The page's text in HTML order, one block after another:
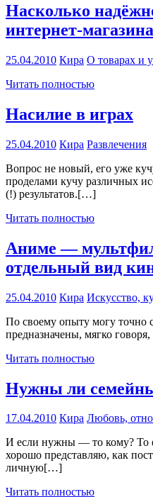
Насколько
интернет-
25.04.2010 Кира О товарах и
Читать полностью
Насилие в играх
25.04.2010 Кира Развлечения
Вопрос не новый, его уже
проделами кучу различных
(!) результатов.[…]
Читать полностью
Аниме —
отдельный вид
25.04.2010 Кира Искусство,
По своему опыту могу точно
предназначены, мягко
Читать полностью
Нужны ли
17.04.2010 Кира Любовь,
И если нужны — то кому? То
хорошо представляю, как
личную[…]
Читать полностью